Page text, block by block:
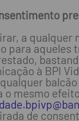
a qualquer
para aqueles
à BPI
balcão
o mesmo
de